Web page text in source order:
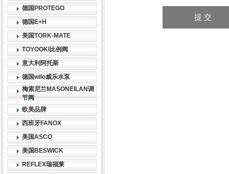
德国PROTEGO
德国E+H
美国TORK-MATE
TOYOOKI比例阀
意大利阿托斯
德国wilo威乐水泵
梅索尼兰MASONEILAN调
节阀
欧美品牌
西班牙FANOX
美国ASCO
美国BESWICK
REFLEX瑞福莱